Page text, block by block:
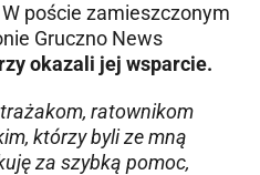
poście zamieszczonym
Gruczno News
okazali jej wsparcie.
ratownikom
którzy byli ze mną
za szybką pomoc,